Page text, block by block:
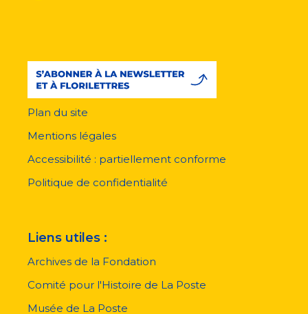
pied
page
Plan du site
Mentions légales
Accessibilité : partiellement conforme
Politique de confidentialité
Liens utiles :
Archives de la Fondation
Comité pour l'Histoire de La Poste
Musée de La Poste